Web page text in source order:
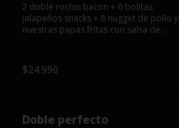
2 doble rochis bacon + 6 bolitas
jalapeños snacks + 8 nugget de pollo y
nuestras papas fritas con salsa de
$24.990
Doble perfecto